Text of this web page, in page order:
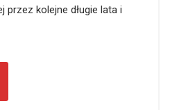
przez kolejne długie lata i